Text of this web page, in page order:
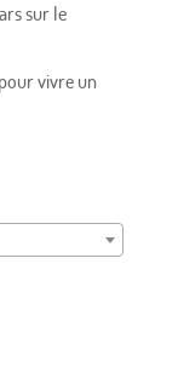
sur le
vivre un